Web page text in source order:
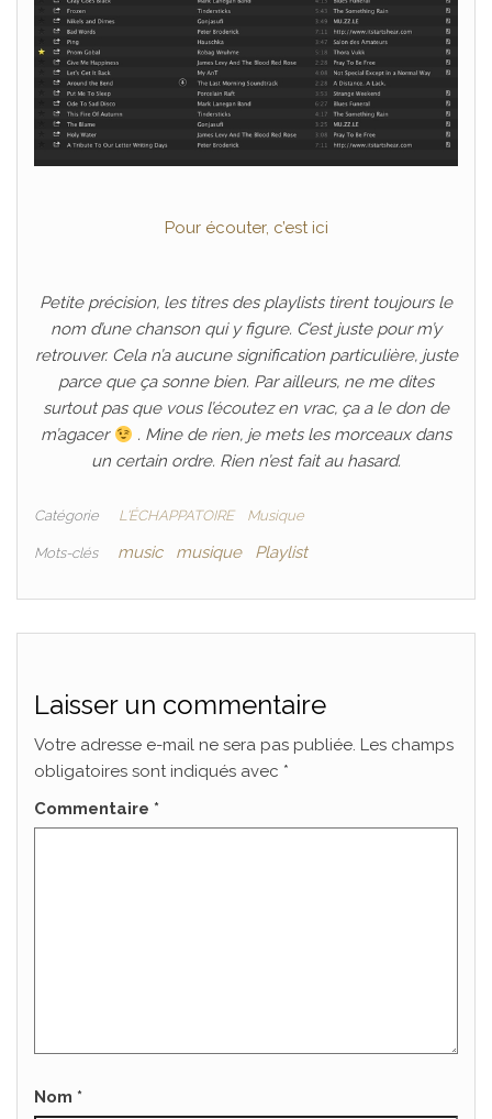
Pour écouter, c’est ici
Petite précision, les titres des playlists tirent toujours le
nom d’une chanson qui y figure. C’est juste pour m’y
retrouver. Cela n’a aucune signification particulière, juste
parce que ça sonne bien. Par ailleurs, ne me dites
surtout pas que vous l’écoutez en vrac, ça a le don de
m’agacer
. Mine de rien, je mets les morceaux dans
un certain ordre. Rien n’est fait au hasard.
Catégorie L'ÉCHAPPATOIRE Musique
Mots-clés music musique Playlist
Laisser un commentaire
Votre adresse e-mail ne sera pas publiée. Les champs
obligatoires sont indiqués avec *
Commentaire *
Nom *